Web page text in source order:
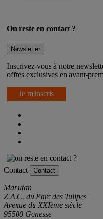
On reste en contact ?
Newsletter
Inscrivez-vous à notre
offres exclusives en avant-
Je m'inscris
Contact Contact
Manutan
Z.A.C. du Parc des Tulipes
Avenue du XXIème siècle
95500 Gonesse